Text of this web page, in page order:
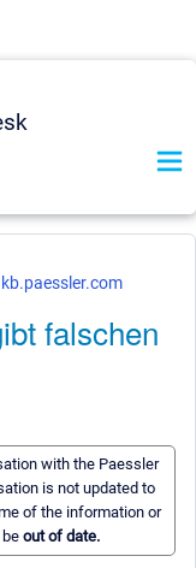
kb.paessler.com
falschen
with the Paessler
is not updated to
of the information or
out of date.